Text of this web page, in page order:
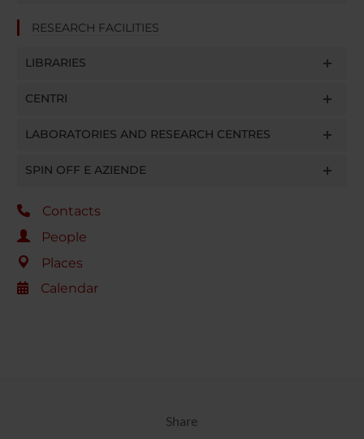
RESEARCH FACILITIES
LIBRARIES
CENTRI
LABORATORIES AND RESEARCH CENTRES
SPIN OFF E AZIENDE
Contacts
People
Places
Calendar
Share